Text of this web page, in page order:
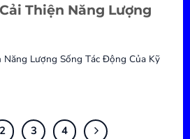
Thiện Năng Lượng
Năng Lượng Sống Tác Động Của Kỹ
2 3 4